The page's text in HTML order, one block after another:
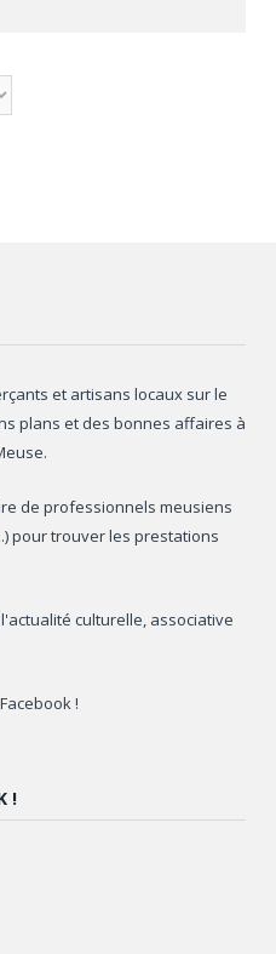
et artisans locaux sur le
plans et des bonnes affaires à
de professionnels meusiens
pour trouver les prestations
culturelle, associative
!
!